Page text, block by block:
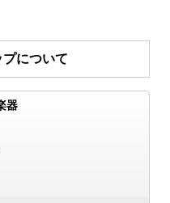
について
器